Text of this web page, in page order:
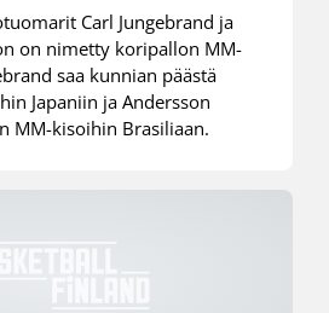
Carl Jungebrand ja
on nimetty koripallon MM-
saa kunnian päästä
Japaniin ja Andersson
MM-kisoihin Brasiliaan.